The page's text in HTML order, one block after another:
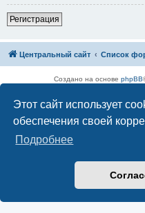
Этот сайт использует
обеспечения своей
Подробнее
Регистрация
Центральный сайт Список
Создано на основе phpBB